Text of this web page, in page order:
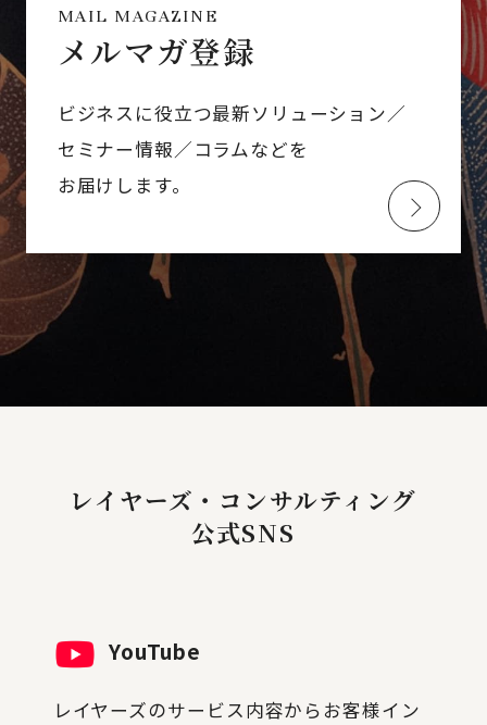
MAIL MAGAZINE
メルマガ登録
ビジネスに役立つ最新ソリューション／
セミナー情報／コラムなどを
お届けします。
レイヤーズ・コンサルティング
公式SNS
YouTube
レイヤーズのサービス内容からお客様イン